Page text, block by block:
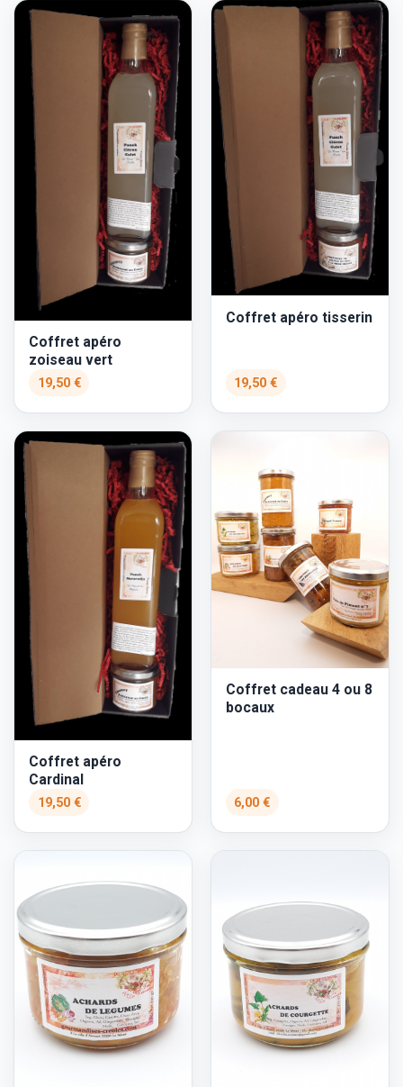
Coffret apéro
zoiseau vert
19,50 €
Coffret apéro tisserin
19,50 €
Coffret apéro
Cardinal
19,50 €
Coffret cadeau 4 ou 8
bocaux
6,00 €